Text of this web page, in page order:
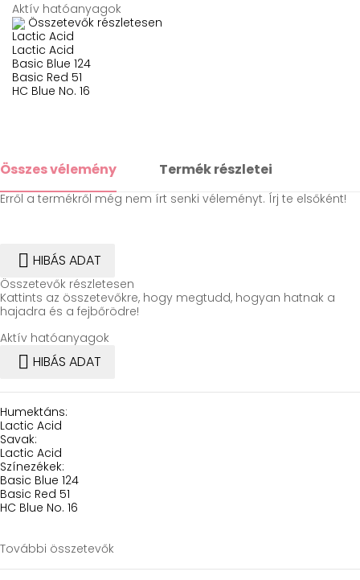
Aktív hatóanyagok
Összetevők részletesen
Lactic Acid
Lactic Acid
Basic Blue 124
Basic Red 51
HC Blue No. 16
Összes vélemény Termék részletei
Erről a termékről még nem írt senki véleményt. Írj te elsőként!
 HIBÁS ADAT
Összetevők részletesen
Kattints az összetevőkre, hogy megtudd, hogyan hatnak a
hajadra és a fejbőrödre!
Aktív hatóanyagok
 HIBÁS ADAT
Humektáns:
Lactic Acid
Savak:
Lactic Acid
Színezékek:
Basic Blue 124
Basic Red 51
HC Blue No. 16
További összetevők